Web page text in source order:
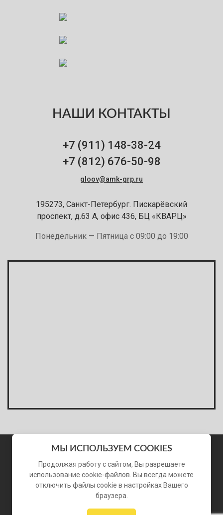
НАШИ КОНТАКТЫ
+7 (911) 148-38-24
+7 (812) 676-50-98
gloov@amk-grp.ru
195273, Санкт-Петербург. Пискарёвский
проспект, д.63 А, офис 436, БЦ «КВАРЦ»
Понедельник — Пятница с 09:00 до 19:00
© 2006 - 2026 «Виражи». Все права защищены
МЫ ИСПОЛЬЗУЕМ COOKIES
Продолжая работу с сайтом, Вы разрешаете
использование cookie-файлов. Вы всегда можете
отключить файлы cookie в настройках Вашего
браузера.